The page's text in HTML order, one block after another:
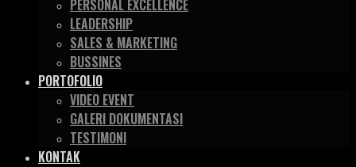
PERSONAL EXCELLENCE
LEADERSHIP
SALES & MARKETING
BUSSINES
PORTOFOLIO
VIDEO EVENT
GALERI DOKUMENTASI
TESTIMONI
KONTAK